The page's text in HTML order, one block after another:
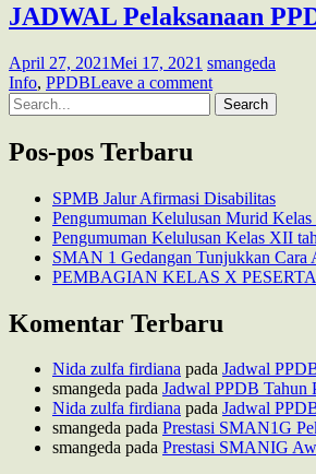
JADWAL Pelaksanaan
April 27, 2021Mei 17, 2021 smangeda
Info, PPDBLeave a comment
Search
for:
Pos-pos Terbaru
SPMB Jalur Afirmasi Disabilitas
Pengumuman Kelulusan Murid
Pengumuman Kelulusan Kelas XII
SMAN 1 Gedangan Tunjukkan
PEMBAGIAN KELAS X
Komentar Terbaru
Nida zulfa firdiana pada Jadwal
smangeda pada Jadwal PPDB Tahun
Nida zulfa firdiana pada Jadwal
smangeda pada Prestasi SMAN1G
smangeda pada Prestasi SMANIG